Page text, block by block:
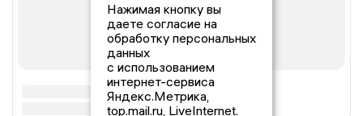
Нажимая кнопку вы
даете согласие на
обработку персональных
данных
с использованием
интернет-сервиса
Яндекс.Метрика,
top.mail.ru, LiveInternet.